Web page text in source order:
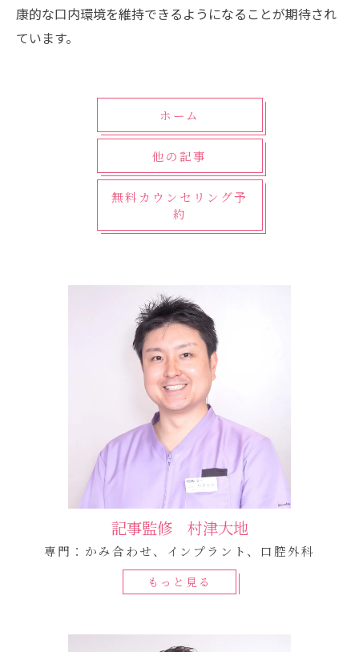
康的な口内環境を維持できるようになることが期待され
ています。
ホーム
他の記事
無料カウンセリング予
約
記事監修 村津大地
専門：かみ合わせ、インプラント、口腔外科
もっと見る